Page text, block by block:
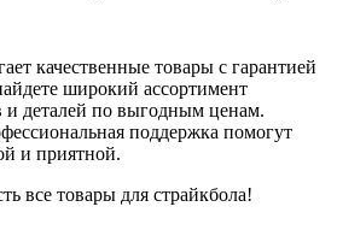
качественные товары с гарантией
широкий ассортимент
и деталей по выгодным ценам.
поддержка помогут
и приятной.
все товары для страйкбола!